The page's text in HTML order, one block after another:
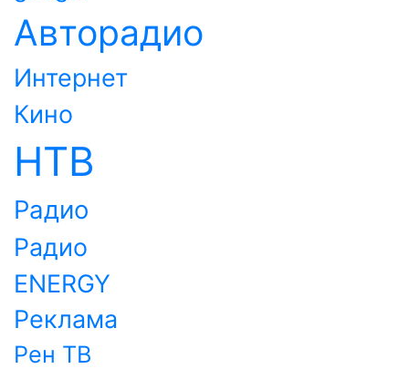
Авторадио
Интернет
Кино
НТВ
Радио
Радио
ENERGY
Реклама
Рен ТВ